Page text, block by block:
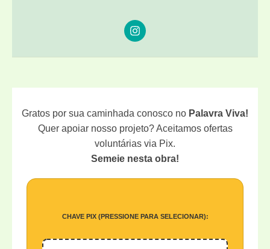
Gratos por sua caminhada conosco no Palavra Viva!
Quer apoiar nosso projeto? Aceitamos ofertas
voluntárias via Pix.
Semeie nesta obra!
CHAVE PIX (PRESSIONE PARA SELECIONAR):